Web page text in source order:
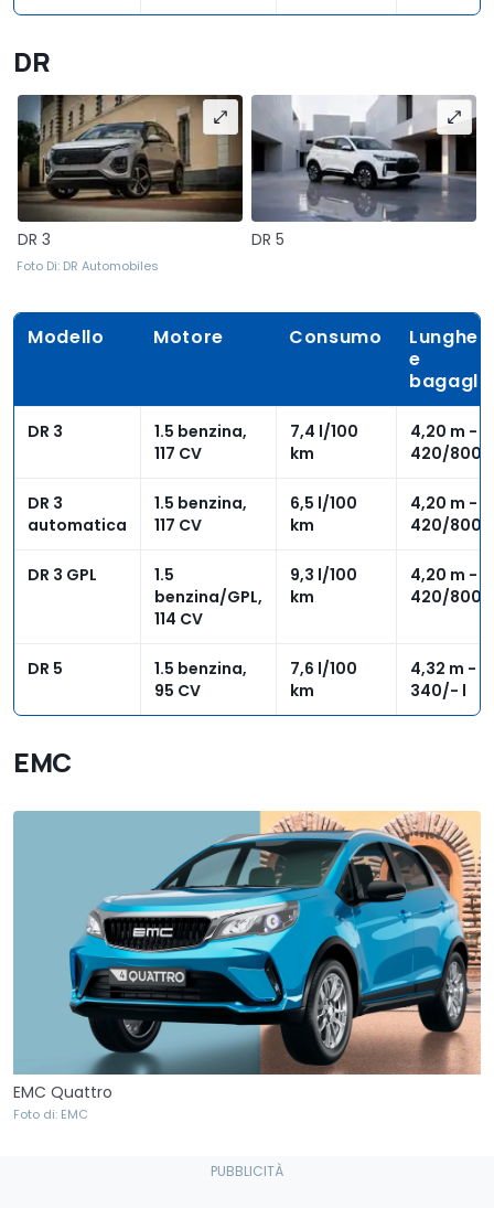
DR
DR 3 DR 5
Foto Di: DR Automobiles
Modello Motore Consumo
e
DR 3
1.5 benzina,
117 CV
7,4 l/100
km
4,20 m -
420/800 l
DR 3
automatica
1.5 benzina,
117 CV
6,5 l/100
km
4,20 m -
420/800 l
DR 3 GPL
1.5
benzina/GPL,
114 CV
9,3 l/100
km
4,20 m -
420/800 l
DR 5
1.5 benzina,
95 CV
7,6 l/100
km
4,32 m -
340/- l
EMC
EMC Quattro
Foto di: EMC